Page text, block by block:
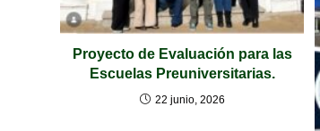
Proyecto de Evaluación para las
Escuelas Preuniversitarias.
22 junio, 2026